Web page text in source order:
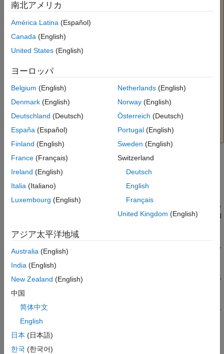
MATLAB を実行するマシンの設定
参考
注意
ネットワーク ライセンス マネージャーをインストールす
る際は、以下の推奨事項に従います。
ネットワーク ライセンス マネージャーの実行コマン
ワークに公開しない。
シャットダウン手順の実行にローカル管理者のアクセ
マネージャーを起動する。ネットワーク ライセンス
マネージャーの起動と停止の手順を参照してくださ
い。
ライセンス サーバーの設定
サーバーの変更を行います。
るクラウドのマシンがオンプレミスのサーバーと通信できる
ようにセキュアな接続を有効にしなければなりません。VPN
とを確認します。ライセンス マネージャーは 27000 ～
27009 の任意のポートで実行するか、
ファイル
行で指定された特定のポートで実行できます。
network.lic ファイルで、
行を編集してポート番号を
その他のサポートが必要な場合は、
サポートにお問い合わせ
ください
MATLABを実行するマシンの設定
南北アメリカ
América Latina (Español)
Canada (English)
United States (English)
ヨーロッパ
Belgium (English)
Denmark (English)
Deutschland (Deutsch)
España (Español)
Finland (English)
France (Français)
Ireland (English)
Italia (Italiano)
Luxembourg (English)
Netherlands(English)
Norway(English)
Österreich (Deutsch)
Portugal(English)
Sweden (English)
Switzerland
Deutsch
English
Français
United Kingdom (English)
アジア太平洋地域
Australia (English)
India (English)
New Zealand (English)
中国
简体中文
English
日本 (日本語)
한국 (한국어)